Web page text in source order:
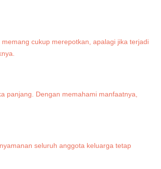
memang cukup merepotkan, apalagi jika terjadi
panjang. Dengan memahami manfaatnya,
seluruh anggota keluarga tetap